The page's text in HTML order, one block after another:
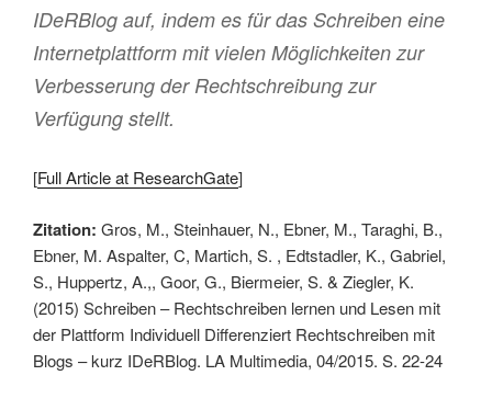
IDeRBlog auf, indem es für das Schreiben eine
Internetplattform mit vielen Möglichkeiten zur
Verbesserung der Rechtschreibung zur
Verfügung stellt.
[Full Article at ResearchGate]
Zitation: Gros, M., Steinhauer, N., Ebner, M., Taraghi, B.,
Ebner, M. Aspalter, C, Martich, S. , Edtstadler, K., Gabriel,
S., Huppertz, A.,, Goor, G., Biermeier, S. & Ziegler, K.
(2015) Schreiben – Rechtschreiben lernen und Lesen mit
der Plattform Individuell Differenziert Rechtschreiben mit
Blogs – kurz IDeRBlog. LA Multimedia, 04/2015. S. 22-24